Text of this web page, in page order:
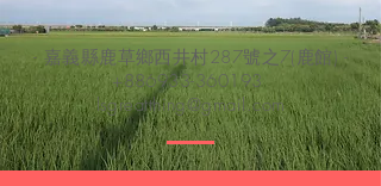
- 嘉義縣鹿草鄉西井村287號之7(鹿館) -
+886933-360193
lsgreatthing@gmail.com